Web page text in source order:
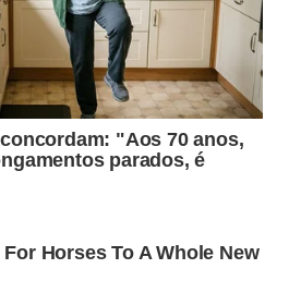
alguns hábitos diários
da pele madura. Ajustes na
no uso da toalha e na
ajudam a manter a barreira
a perda de água ao
de incluir na rotina e
à delicadeza dos
de bons hidratantes: